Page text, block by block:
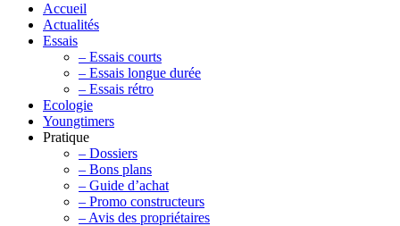
Accueil
Actualités
Essais
– Essais courts
– Essais longue durée
– Essais rétro
Ecologie
Youngtimers
Pratique
– Dossiers
– Bons plans
– Guide d’achat
– Promo constructeurs
– Avis des propriétaires